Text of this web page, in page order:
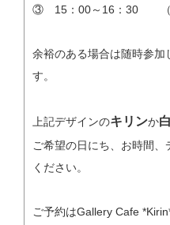
③ 15：00～16：30 （
余裕のある場合は随時参加
す。
上記デザインのキリンか
ご希望の日にち、お時間
ください。
ご予約はGallery Cafe *Kirin*